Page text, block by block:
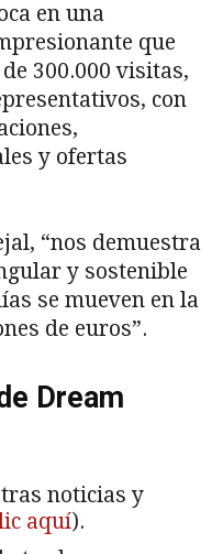
en una
que
300.000 visitas,
con
y ofertas
“nos demuestra
y sostenible
se mueven en la
de euros”.
Dream
noticias y
aquí).